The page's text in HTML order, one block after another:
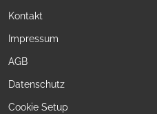
Kontakt
Impressum
AGB
Datenschutz
Cookie Setup